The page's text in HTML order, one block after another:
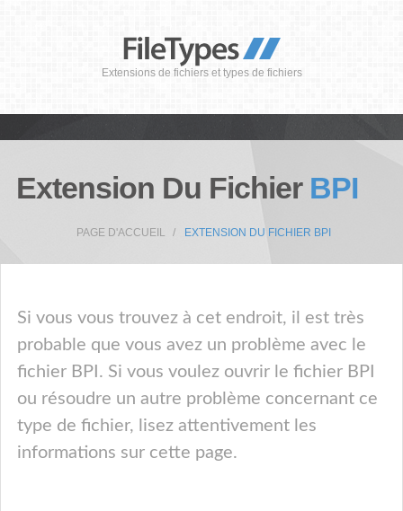
Extensions de fichiers et types de fichiers
Extension Du Fichier BPI
PAGE D'ACCUEIL EXTENSION DU FICHIER BPI
Si vous vous trouvez à cet endroit, il est très
probable que vous avez un problème avec le
fichier BPI. Si vous voulez ouvrir le fichier BPI
ou résoudre un autre problème concernant ce
type de fichier, lisez attentivement les
informations sur cette page.